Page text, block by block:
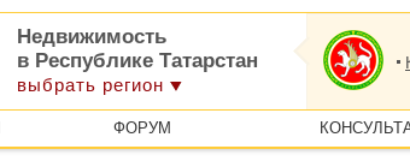
Недвижимость
в Республике Татарстан
выбрать регион
ФОРУМ